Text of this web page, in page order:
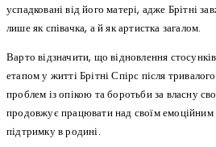
успадковані від його матері, адже Брітні
лише як співачка, а й як артистка загалом.
Варто відзначити, що відновлення
етапом у житті Брітні Спірс після
проблем із опікою та боротьби за власну
продовжує працювати над своїм емоційним
підтримку в родині.